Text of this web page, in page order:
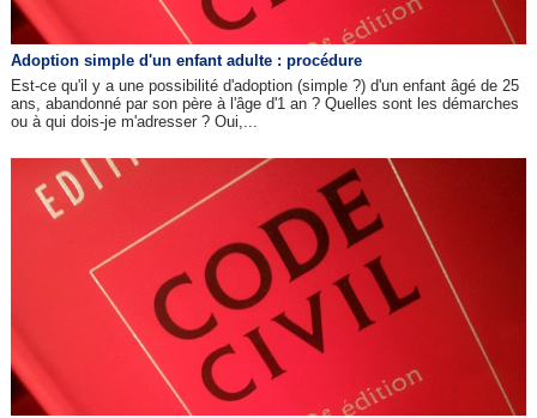
Adoption simple d'un enfant adulte : procédure
Est-ce qu'il y a une possibilité d'adoption (simple ?) d'un enfant âgé de 25
ans, abandonné par son père à l'âge d'1 an ? Quelles sont les démarches
ou à qui dois-je m'adresser ? Oui,...